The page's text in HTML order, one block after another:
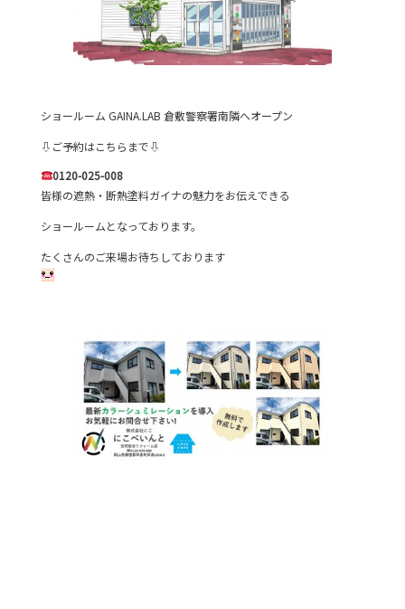
ショールーム GAINA.LAB 倉敷警察署南隣へオープン
⇩ご予約はこちらまで⇩
0120-025-008
皆様の遮熱・断熱塗料ガイナの魅力をお伝えできる
ショールームとなっております。
たくさんのご来場お待ちしております